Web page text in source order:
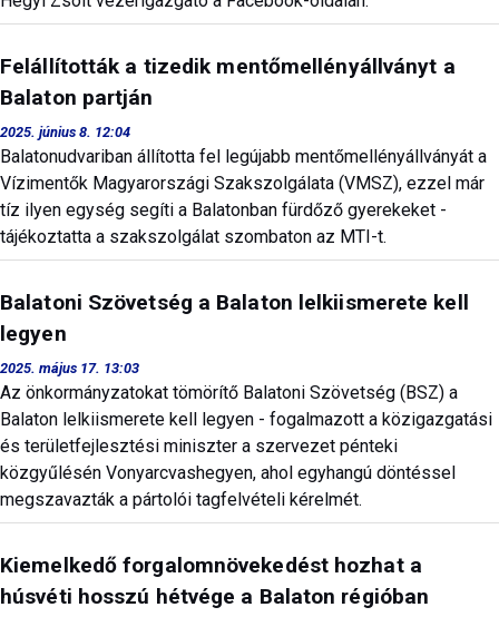
Felállították a tizedik mentőmellényállványt a
Balaton partján
2025. június 8. 12:04
Balatonudvariban állította fel legújabb mentőmellényállványát a
Vízimentők Magyarországi Szakszolgálata (VMSZ), ezzel már
tíz ilyen egység segíti a Balatonban fürdőző gyerekeket -
tájékoztatta a szakszolgálat szombaton az MTI-t.
Balatoni Szövetség a Balaton lelkiismerete kell
legyen
2025. május 17. 13:03
Az önkormányzatokat tömörítő Balatoni Szövetség (BSZ) a
Balaton lelkiismerete kell legyen - fogalmazott a közigazgatási
és területfejlesztési miniszter a szervezet pénteki
közgyűlésén Vonyarcvashegyen, ahol egyhangú döntéssel
megszavazták a pártolói tagfelvételi kérelmét.
Kiemelkedő forgalomnövekedést hozhat a
húsvéti hosszú hétvége a Balaton régióban